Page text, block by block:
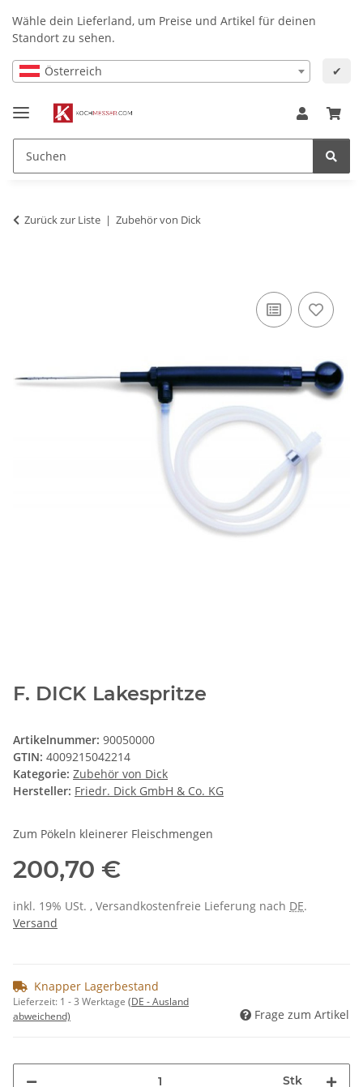
Wähle dein Lieferland, um Preise und Artikel für deinen
Standort zu sehen.
Österreich ✔
Zurück zur Liste Zubehör von Dick
F. DICK Lakespritze
Artikelnummer: 90050000
GTIN: 4009215042214
Kategorie: Zubehör von Dick
Hersteller: Friedr. Dick GmbH & Co. KG
Zum Pökeln kleinerer Fleischmengen
200,70 €
inkl. 19% USt. , Versandkostenfreie Lieferung nach DE.
Versand
Knapper Lagerbestand
Lieferzeit: 1 - 3 Werktage (DE - Ausland
abweichend)
Frage zum Artikel
Stk